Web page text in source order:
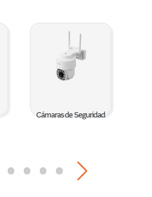
Cámaras de Seguridad